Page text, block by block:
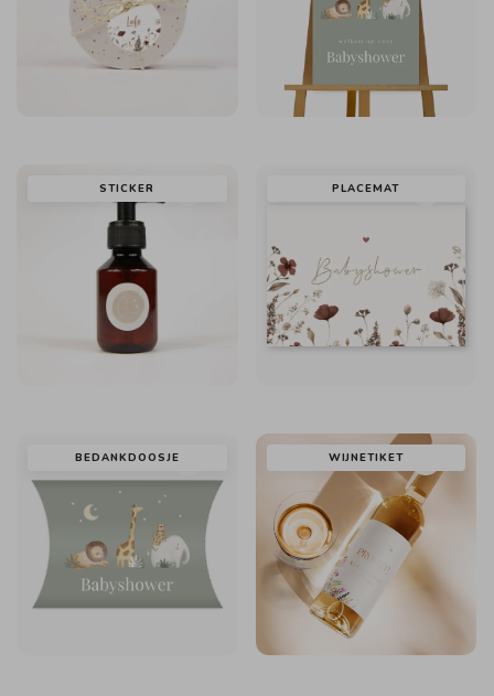
STICKER PLACEMAT
BEDANKDOOSJE WIJNETIKET